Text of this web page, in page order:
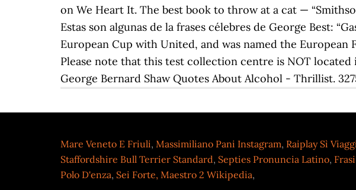
on We Heart It. The best book to throw at a cat —
Estas son algunas de la frases célebres de George Best:
European Cup with United, and was named the European
Please note that this test collection centre is NOT located
George Bernard Shaw Quotes About Alcohol - Thrillist.
Mare Veneto E Friuli, Massimiliano Pani Instagram, Raiplay Sì
Staffordshire Bull Terrier Standard, Septies Pronuncia Latino,
Polo D'enza, Sei Forte, Maestro 2 Wikipedia,